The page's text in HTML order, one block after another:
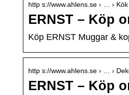
http s://www.ahlens.se › … ›
ERNST – Köp
Köp ERNST Muggar &
http s://www.ahlens.se › … ›
ERNST – Köp